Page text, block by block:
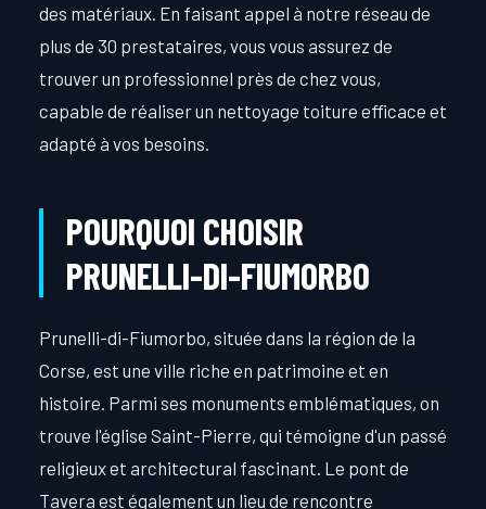
des matériaux. En faisant appel à notre réseau de
plus de 30 prestataires, vous vous assurez de
trouver un professionnel près de chez vous,
capable de réaliser un nettoyage toiture efficace et
adapté à vos besoins.
POURQUOI CHOISIR
PRUNELLI-DI-FIUMORBO
Prunelli-di-Fiumorbo, située dans la région de la
Corse, est une ville riche en patrimoine et en
histoire. Parmi ses monuments emblématiques, on
trouve l'église Saint-Pierre, qui témoigne d'un passé
religieux et architectural fascinant. Le pont de
Tavera est également un lieu de rencontre